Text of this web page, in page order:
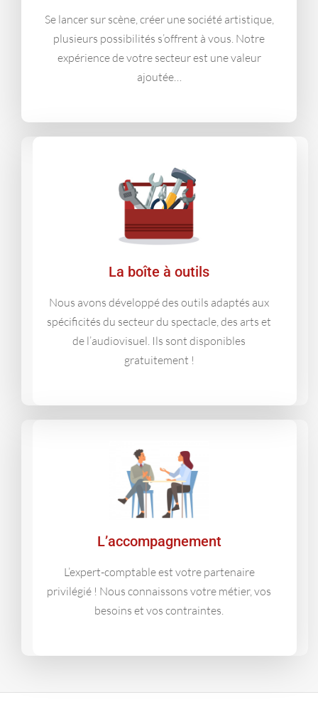
Se lancer sur scène, créer une société artistique,
plusieurs possibilités s’offrent à vous. Notre
expérience de votre secteur est une valeur
ajoutée…
La boîte à outils
Nous avons développé des outils adaptés aux
spécificités du secteur du spectacle, des arts et
de l’audiovisuel. Ils sont disponibles
gratuitement !
L’accompagnement
L’expert-comptable est votre partenaire
privilégié ! Nous connaissons votre métier, vos
besoins et vos contraintes.